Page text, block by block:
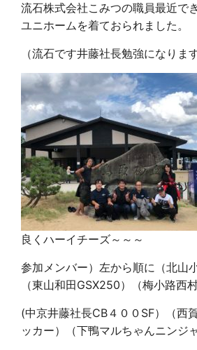
流石株式会社こみつの職員最近で
ユニホームを着ておられました。
（流石です井藤社長勉強になりま
良くハーイチーズ～～～
参加メンバー）左から順に（北山
（東山和田GSX250）（梅小路西
(中京井藤社長CB４００SF）（西
ッカー）（下鴨マルちゃんニンジ